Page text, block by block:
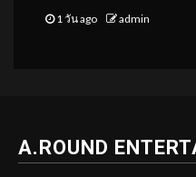
1 วัน ago admin
A.ROUND